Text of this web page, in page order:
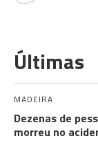
Últimas
MADEIRA
Dezenas de
morreu no